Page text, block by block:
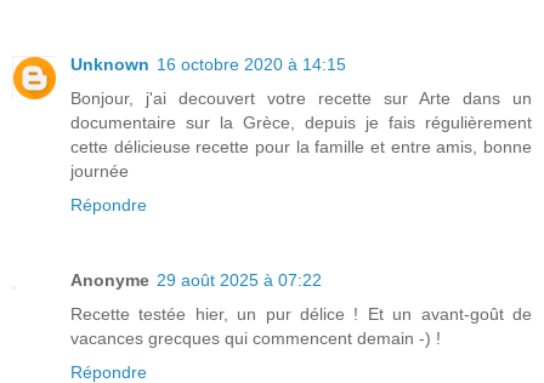
Unknown 16 octobre 2020 à 14:15
Bonjour, j'ai decouvert votre recette sur Arte dans un
documentaire sur la Grèce, depuis je fais régulièrement
cette délicieuse recette pour la famille et entre amis, bonne
journée
Répondre
Anonyme 29 août 2025 à 07:22
Recette testée hier, un pur délice ! Et un avant-goût de
vacances grecques qui commencent demain -) !
Répondre